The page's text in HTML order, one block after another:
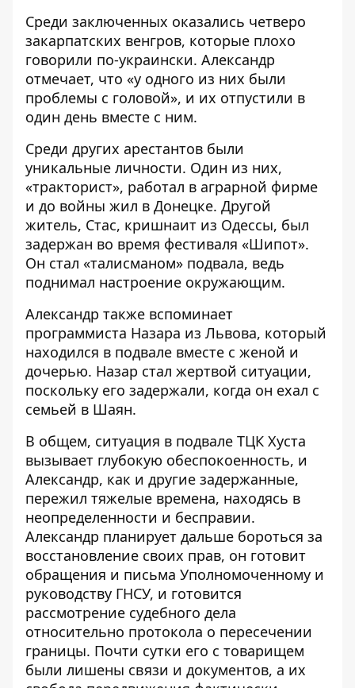
Среди заключенных оказались четверо
закарпатских венгров, которые плохо
говорили по-украински. Александр
отмечает, что «у одного из них были
проблемы с головой», и их отпустили в
один день вместе с ним.
Среди других арестантов были
уникальные личности. Один из них,
«тракторист», работал в аграрной фирме
и до войны жил в Донецке. Другой
житель, Стас, кришнаит из Одессы, был
задержан во время фестиваля «Шипот».
Он стал «талисманом» подвала, ведь
поднимал настроение окружающим.
Александр также вспоминает
программиста Назара из Львова, который
находился в подвале вместе с женой и
дочерью. Назар стал жертвой ситуации,
поскольку его задержали, когда он ехал с
семьей в Шаян.
В общем, ситуация в подвале ТЦК Хуста
вызывает глубокую обеспокоенность, и
Александр, как и другие задержанные,
пережил тяжелые времена, находясь в
неопределенности и бесправии.
Александр планирует дальше бороться за
восстановление своих прав, он готовит
обращения и письма Уполномоченному и
руководству ГНСУ, и готовится
рассмотрение судебного дела
относительно протокола о пересечении
границы. Почти сутки его с товарищем
были лишены связи и документов, а их